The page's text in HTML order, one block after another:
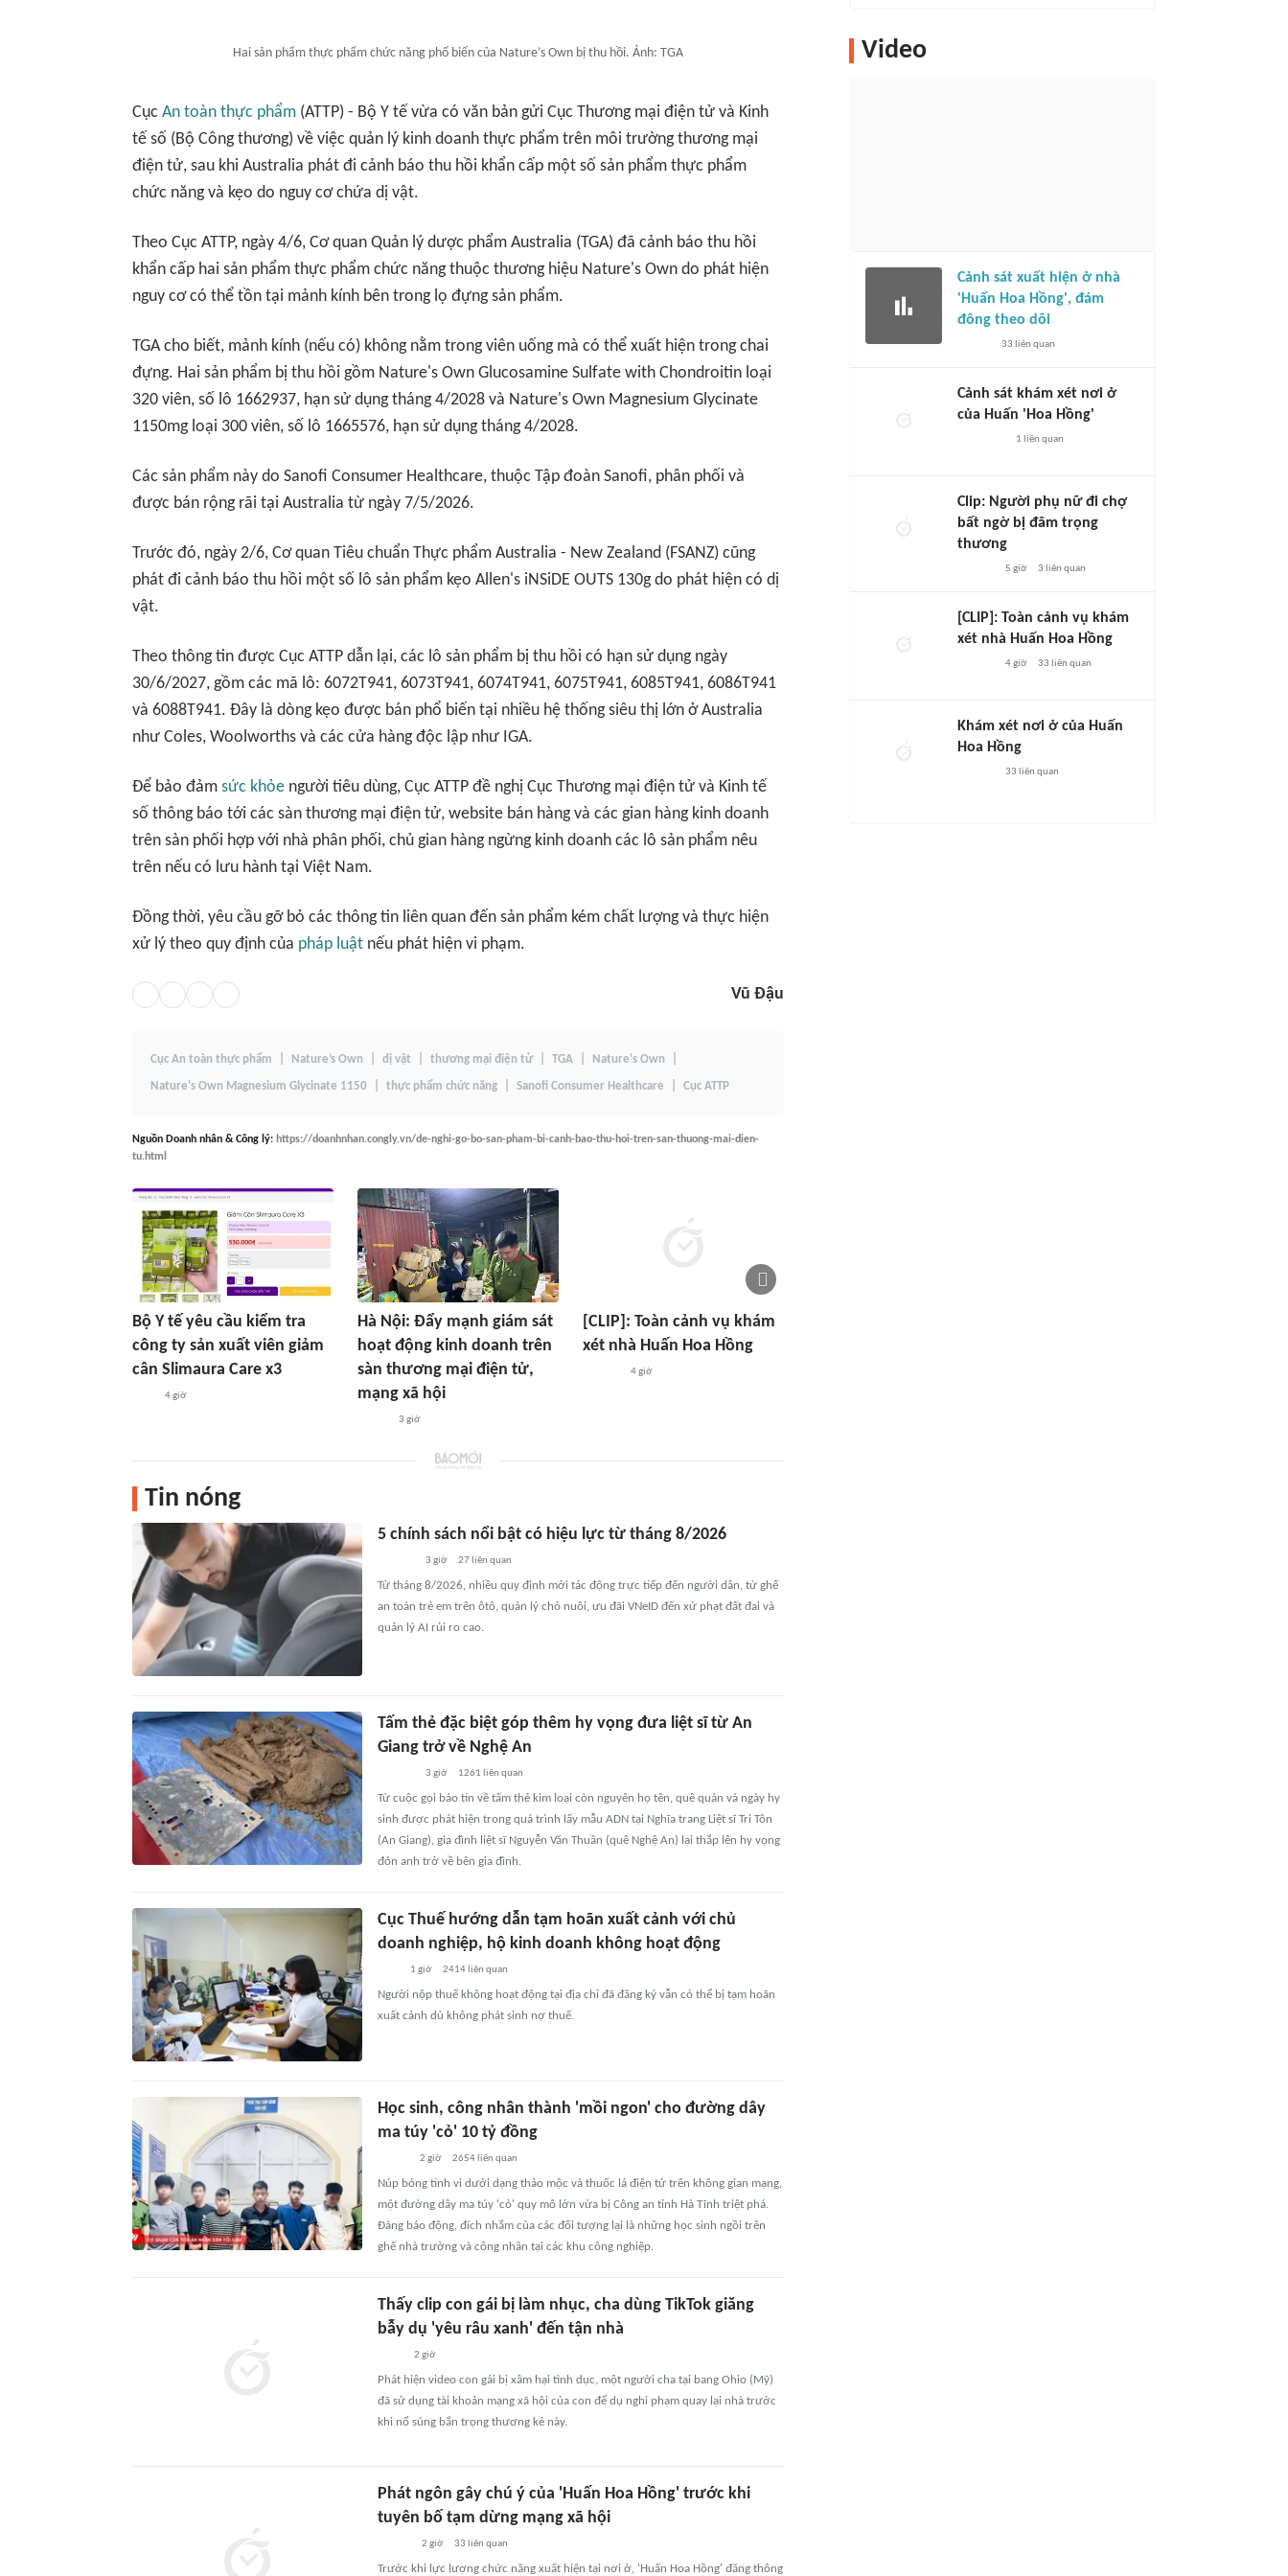
Hai sản phẩm thực phẩm chức năng phổ biến của Nature’s Own bị thu hồi. Ảnh: TGA
Cục An toàn thực phẩm (ATTP) - Bộ Y tế vừa có văn bản gửi Cục Thương mại điện tử và Kinh
tế số (Bộ Công thương) về việc quản lý kinh doanh thực phẩm trên môi trường thương mại
điện tử, sau khi Australia phát đi cảnh báo thu hồi khẩn cấp một số sản phẩm thực phẩm
chức năng và kẹo do nguy cơ chứa dị vật.
Theo Cục ATTP, ngày 4/6, Cơ quan Quản lý dược phẩm Australia (TGA) đã cảnh báo thu hồi
khẩn cấp hai sản phẩm thực phẩm chức năng thuộc thương hiệu Nature's Own do phát hiện
nguy cơ có thể tồn tại mảnh kính bên trong lọ đựng sản phẩm.
TGA cho biết, mảnh kính (nếu có) không nằm trong viên uống mà có thể xuất hiện trong chai
đựng. Hai sản phẩm bị thu hồi gồm Nature's Own Glucosamine Sulfate with Chondroitin loại
320 viên, số lô 1662937, hạn sử dụng tháng 4/2028 và Nature's Own Magnesium Glycinate
1150mg loại 300 viên, số lô 1665576, hạn sử dụng tháng 4/2028.
Các sản phẩm này do Sanofi Consumer Healthcare, thuộc Tập đoàn Sanofi, phân phối và
được bán rộng rãi tại Australia từ ngày 7/5/2026.
Trước đó, ngày 2/6, Cơ quan Tiêu chuẩn Thực phẩm Australia - New Zealand (FSANZ) cũng
phát đi cảnh báo thu hồi một số lô sản phẩm kẹo Allen's iNSiDE OUTS 130g do phát hiện có dị
vật.
Theo thông tin được Cục ATTP dẫn lại, các lô sản phẩm bị thu hồi có hạn sử dụng ngày
30/6/2027, gồm các mã lô: 6072T941, 6073T941, 6074T941, 6075T941, 6085T941, 6086T941
và 6088T941. Đây là dòng kẹo được bán phổ biến tại nhiều hệ thống siêu thị lớn ở Australia
như Coles, Woolworths và các cửa hàng độc lập như IGA.
Để bảo đảm sức khỏe người tiêu dùng, Cục ATTP đề nghị Cục Thương mại điện tử và Kinh tế
số thông báo tới các sàn thương mại điện tử, website bán hàng và các gian hàng kinh doanh
trên sàn phối hợp với nhà phân phối, chủ gian hàng ngừng kinh doanh các lô sản phẩm nêu
trên nếu có lưu hành tại Việt Nam.
Đồng thời, yêu cầu gỡ bỏ các thông tin liên quan đến sản phẩm kém chất lượng và thực hiện
xử lý theo quy định của pháp luật nếu phát hiện vi phạm.
Vũ Đậu
Cục An toàn thực phẩm Nature’s Own dị vật thương mại điện tử TGA Nature's Own
Nature's Own Magnesium Glycinate 1150 thực phẩm chức năng Sanofi Consumer Healthcare Cục ATTP
Nguồn Doanh nhân & Công lý: https://doanhnhan.congly.vn/de-nghi-go-bo-san-pham-bi-canh-bao-thu-hoi-tren-san-thuong-mai-dien-
tu.html
Bộ Y tế yêu cầu kiểm tra
công ty sản xuất viên giảm
cân Slimaura Care x3
4 giờ
Hà Nội: Đẩy mạnh giám sát
hoạt động kinh doanh trên
sàn thương mại điện tử,
mạng xã hội
3 giờ
[CLIP]: Toàn cảnh vụ khám
xét nhà Huấn Hoa Hồng
4 giờ
Tin nóng
5 chính sách nổi bật có hiệu lực từ tháng 8/2026
3 giờ 27 liên quan
Từ tháng 8/2026, nhiều quy định mới tác động trực tiếp đến người dân, từ ghế
an toàn trẻ em trên ôtô, quản lý chó nuôi, ưu đãi VNeID đến xử phạt đất đai và
quản lý AI rủi ro cao.
Tấm thẻ đặc biệt góp thêm hy vọng đưa liệt sĩ từ An
Giang trở về Nghệ An
3 giờ 1261 liên quan
Từ cuộc gọi báo tin về tấm thẻ kim loại còn nguyên họ tên, quê quán và ngày hy
sinh được phát hiện trong quá trình lấy mẫu ADN tại Nghĩa trang Liệt sĩ Tri Tôn
(An Giang), gia đình liệt sĩ Nguyễn Văn Thuần (quê Nghệ An) lại thắp lên hy vọng
đón anh trở về bên gia đình.
Cục Thuế hướng dẫn tạm hoãn xuất cảnh với chủ
doanh nghiệp, hộ kinh doanh không hoạt động
1 giờ 2414liên quan
Người nộp thuế không hoạt động tại địa chỉ đã đăng ký vẫn có thể bị tạm hoãn
xuất cảnh dù không phát sinh nợ thuế.
Học sinh, công nhân thành 'mồi ngon' cho đường dây
ma túy 'cỏ' 10 tỷ đồng
2 giờ 2654liên quan
Núp bóng tinh vi dưới dạng thảo mộc và thuốc lá điện tử trên không gian mạng,
một đường dây ma túy 'cỏ' quy mô lớn vừa bị Công an tỉnh Hà Tĩnh triệt phá.
Đáng báo động, đích nhắm của các đối tượng lại là những học sinh ngồi trên
ghế nhà trường và công nhân tại các khu công nghiệp.
Thấy clip con gái bị làm nhục, cha dùng TikTok giăng
bẫy dụ 'yêu râu xanh' đến tận nhà
2 giờ
Phát hiện video con gái bị xâm hại tình dục, một người cha tại bang Ohio (Mỹ)
đã sử dụng tài khoản mạng xã hội của con để dụ nghi phạm quay lại nhà trước
khi nổ súng bắn trọng thương kẻ này.
Phát ngôn gây chú ý của 'Huấn Hoa Hồng' trước khi
tuyên bố tạm dừng mạng xã hội
2 giờ 33 liên quan
Trước khi lực lượng chức năng xuất hiện tại nơi ở, 'Huấn Hoa Hồng' đăng thông
Video
Cảnh sát xuất hiện ở nhà
'Huấn Hoa Hồng', đám
đông theo dõi
33 liên quan
Cảnh sát khám xét nơi ở
của Huấn 'Hoa Hồng'
1 liên quan
Clip: Người phụ nữ đi chợ
bất ngờ bị đâm trọng
thương
5 giờ 3 liên quan
[CLIP]: Toàn cảnh vụ khám
xét nhà Huấn Hoa Hồng
4 giờ 33 liên quan
Khám xét nơi ở của Huấn
Hoa Hồng
33 liên quan